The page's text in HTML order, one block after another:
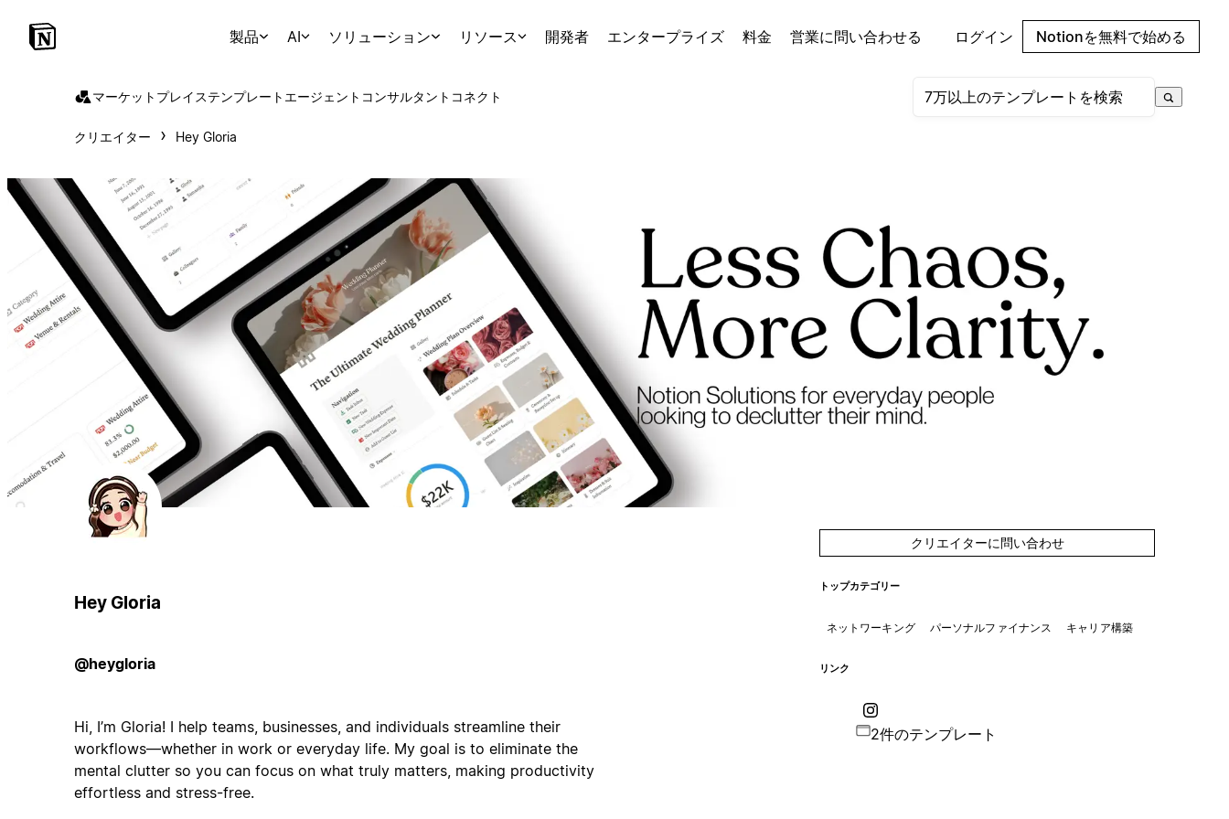
製品 AI ソリューション リソース 開発者 エンタープライズ 料金 営業に問い合わせる ログイン Notionを無料で始める
マーケットプレイステンプレート エージェント コンサルタント コネクト
クリエイター Hey Gloria
Hey Gloria
@heygloria
Hi, I’m Gloria! I help teams, businesses, and individuals streamline their
workflows—whether in work or everyday life. My goal is to eliminate the
mental clutter so you can focus on what truly matters, making productivity
effortless and stress-free.
クリエイターに問い合わせ
トップカテゴリー
ネットワーキング パーソナルファイナンス キャリア構築
リンク
2件のテンプレート